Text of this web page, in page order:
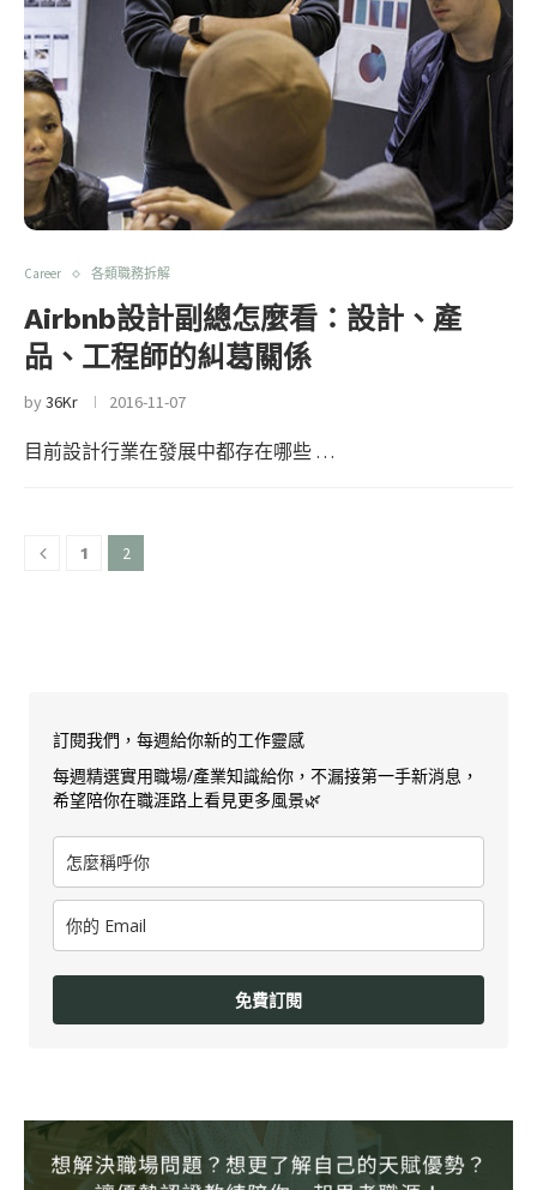
Career 各類職務拆解
Airbnb設計副總怎麼看：設計、產
品、工程師的糾葛關係
by36Kr 2016-11-07
目前設計行業在發展中都存在哪些 …
1 2
訂閱我們，每週給你新的工作靈感
每週精選實用職場/產業知識給你，不漏接第一手新消息，
希望陪你在職涯路上看見更多風景🌿
免費訂閱